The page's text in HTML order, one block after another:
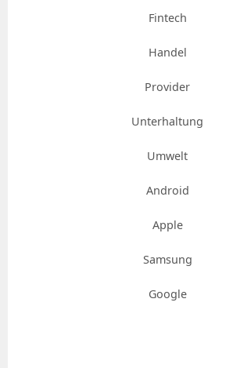
Fintech
Handel
Provider
Unterhaltung
Umwelt
Android
Apple
Samsung
Google